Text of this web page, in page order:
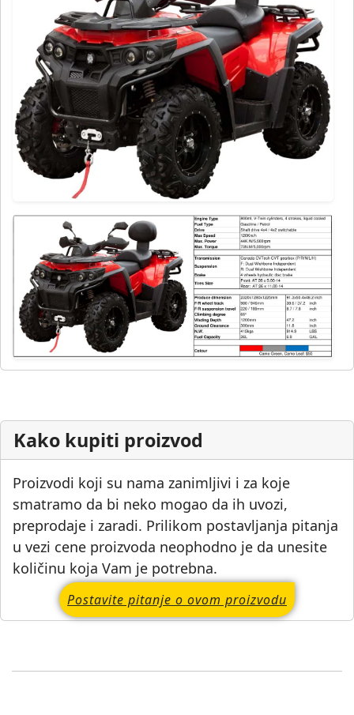
Kako kupiti proizvod
Proizvodi koji su nama zanimljivi i za koje
smatramo da bi neko mogao da ih uvozi,
preprodaje i zaradi. Prilikom postavljanja pitanja
u vezi cene proizvoda neophodno je da unesite
količinu koja Vam je potrebna.
Postavite pitanje o ovom proizvodu